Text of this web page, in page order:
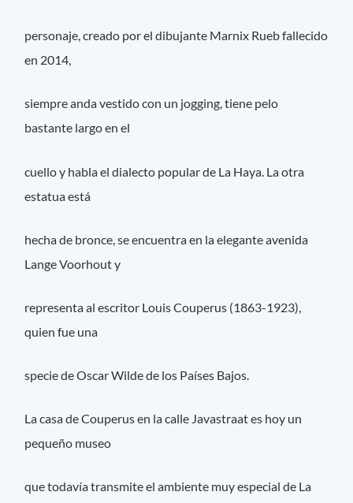
personaje, creado por el dibujante Marnix Rueb fallecido
en 2014,
siempre anda vestido con un jogging, tiene pelo
bastante largo en el
cuello y habla el dialecto popular de La Haya. La otra
estatua está
hecha de bronce, se encuentra en la elegante avenida
Lange Voorhout y
representa al escritor Louis Couperus (1863-1923),
quien fue una
specie de Oscar Wilde de los Países Bajos.
La casa de Couperus en la calle Javastraat es hoy un
pequeño museo
que todavía transmite el ambiente muy especial de La